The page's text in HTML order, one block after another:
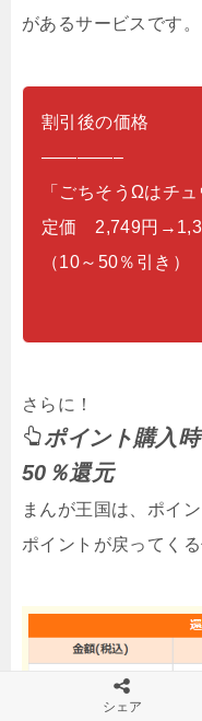
があるサービスです。
割引後の価格
————–
「ごちそうΩはチュ
定価 2,749円
（10～50％引き）
さらに！
ポイント購入
50％還元
まんが王国は、ポイ
ポイントが戻ってく
シェア